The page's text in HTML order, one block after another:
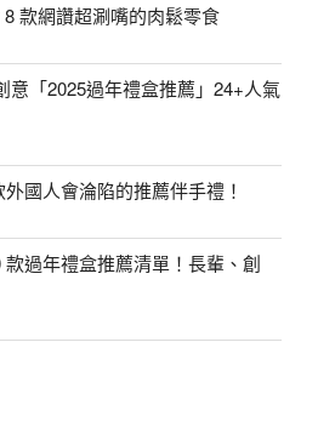
款網讚超涮嘴的肉鬆零食
意「2025過年禮盒推薦」24+人氣
國人會淪陷的推薦伴手禮！
過年禮盒推薦清單！長輩、創